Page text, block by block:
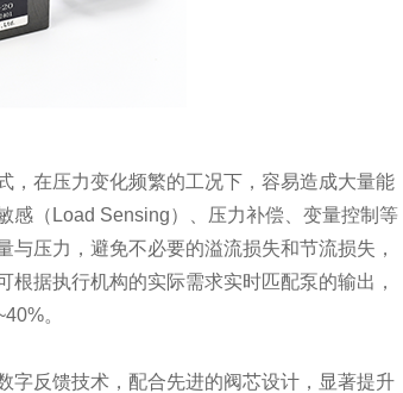
，在压力变化频繁的工况下，容易造成大量能
感（Load Sensing）、压力补偿、变量控制等
压力，避免不必要的溢流损失和节流损失，
据执行机构的实际需求实时匹配泵的输出，
。
字反馈技术，配合先进的阀芯设计，显著提升